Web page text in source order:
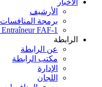
الأخبار
الأرشيف
برمجة المنافسات
Entraîneur FAF-1
الرابطة
عن الرابطة
مكتب الرابطة
الإدارة
اللجان